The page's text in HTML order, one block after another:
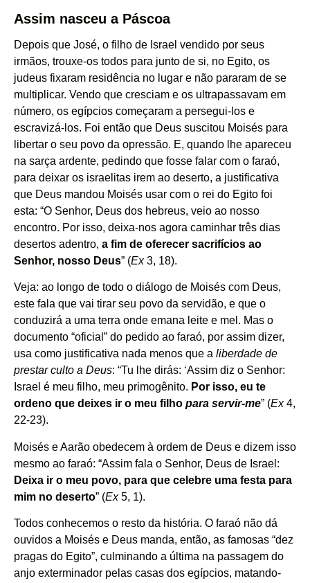
Assim nasceu a Páscoa
Depois que José, o filho de Israel vendido por seus
irmãos, trouxe-os todos para junto de si, no Egito, os
judeus fixaram residência no lugar e não pararam de se
multiplicar. Vendo que cresciam e os ultrapassavam em
número, os egípcios começaram a persegui-los e
escravizá-los. Foi então que Deus suscitou Moisés para
libertar o seu povo da opressão. E, quando lhe apareceu
na sarça ardente, pedindo que fosse falar com o faraó,
para deixar os israelitas irem ao deserto, a justificativa
que Deus mandou Moisés usar com o rei do Egito foi
esta: “O Senhor, Deus dos hebreus, veio ao nosso
encontro. Por isso, deixa-nos agora caminhar três dias
desertos adentro, a fim de oferecer sacrifícios ao
Senhor, nosso Deus” (Ex3, 18).
Veja: ao longo de todo o diálogo de Moisés com Deus,
este fala que vai tirar seu povo da servidão, e que o
conduzirá a uma terra onde emana leite e mel. Mas o
documento “oficial” do pedido ao faraó, por assim dizer,
usa como justificativa nada menos que a liberdade de
prestar culto a Deus: “Tu lhe dirás: ‘Assim diz o Senhor:
Israel é meu filho, meu primogênito. Por isso, eu te
ordeno que deixes ir o meu filho para servir-me” (Ex4,
22-23).
Moisés e Aarão obedecem à ordem de Deus e dizem isso
mesmo ao faraó: “Assim fala o Senhor, Deus de Israel:
Deixa ir o meu povo, para que celebre uma festa para
mim no deserto” (Ex5, 1).
Todos conhecemos o resto da história. O faraó não dá
ouvidos a Moisés e Deus manda, então, as famosas “dez
pragas do Egito”, culminando a última na passagem do
anjo exterminador pelas casas dos egípcios, matando-